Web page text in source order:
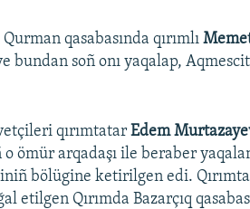
qasabasında qırımlı
bundan soñ onı yaqalap,
qırımtatarEdem
ömür arqadaşı ile beraber
bölügine ketirilgen edi.
etilgen Qırımda Bazarçıq